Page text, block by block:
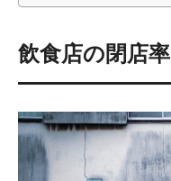
飲食店の閉店率